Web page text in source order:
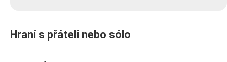
Hraní s přáteli nebo sólo